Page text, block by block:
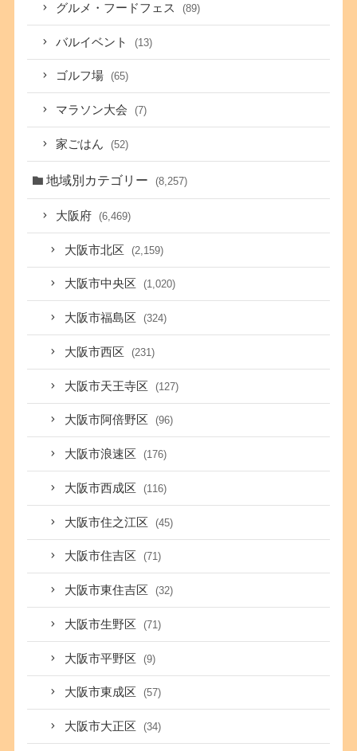
グルメ・フードフェス (89)
バルイベント (13)
ゴルフ場 (65)
マラソン大会 (7)
家ごはん (52)
地域別カテゴリー (8,257)
大阪府 (6,469)
大阪市北区 (2,159)
大阪市中央区 (1,020)
大阪市福島区 (324)
大阪市西区 (231)
大阪市天王寺区 (127)
大阪市阿倍野区 (96)
大阪市浪速区 (176)
大阪市西成区 (116)
大阪市住之江区 (45)
大阪市住吉区 (71)
大阪市東住吉区 (32)
大阪市生野区 (71)
大阪市平野区 (9)
大阪市東成区 (57)
大阪市大正区 (34)